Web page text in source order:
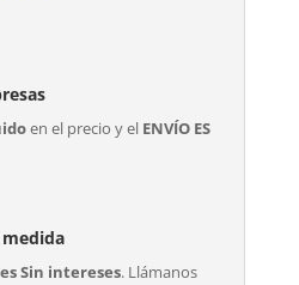
en el precio y el ENVÍO ES
Sin intereses. Llámanos